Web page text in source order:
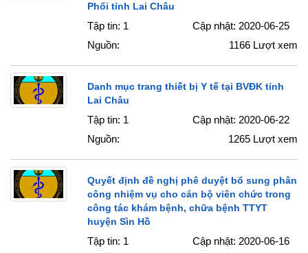
Phổi tỉnh Lai Châu
Tập tin: 1
Cập nhật: 2020-06-25
Nguồn:
1166 Lượt xem
Danh mục trang thiết bị Y tế tại BVĐK tỉnh
Lai Châu
Tập tin: 1
Cập nhật: 2020-06-22
Nguồn:
1265 Lượt xem
Quyết định đề nghị phê duyệt bổ sung phân
công nhiệm vụ cho cán bộ viên chức trong
công tác khám bệnh, chữa bệnh TTYT
huyện Sìn Hồ
Tập tin: 1
Cập nhật: 2020-06-16